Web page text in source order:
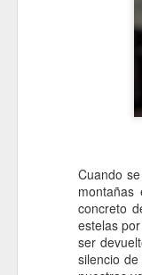
Cuando
concreto
estelas
ser
silencio